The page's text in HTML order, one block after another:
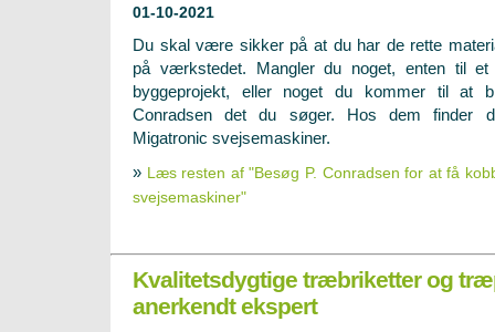
01-10-2021
Du skal være sikker på at du har de rette
på værkstedet. Mangler du noget, enten til et
byggeprojekt, eller noget du kommer til at
Conradsen det du søger. Hos dem finder
Migatronic svejsemaskiner.
» Læs resten af "Besøg P. Conradsen for at få
svejsemaskiner"
Kvalitetsdygtige træbriketter og
anerkendt ekspert